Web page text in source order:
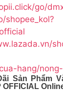
go/
shopee_kol?
hang/
Sản Phẩm
OFFICIAL